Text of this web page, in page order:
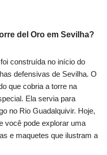
del Oro em Sevilha?
construída no início do
defensivas de Sevilha. O
que cobria a torre na
Ela servia para
no Rio Guadalquivir. Hoje,
você pode explorar uma
e maquetes que ilustram a